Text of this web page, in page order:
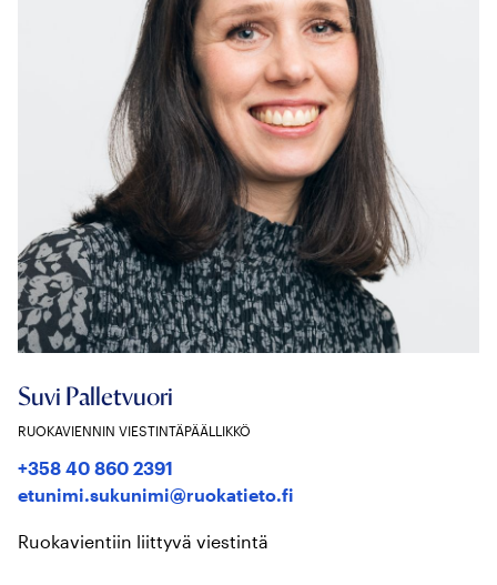
Suvi Palletvuori
RUOKAVIENNIN VIESTINTÄPÄÄLLIKKÖ
+358 40 860 2391
etunimi.sukunimi@ruokatieto.fi
Ruokavientiin liittyvä viestintä